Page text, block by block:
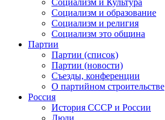
Социализм и Культура
Социализм и образование
Социализм и религия
Социализм это община
Партии
Партии (список)
Партии (новости)
Съезды, конференции
О партийном строительстве
Россия
История СССР и России
Люди